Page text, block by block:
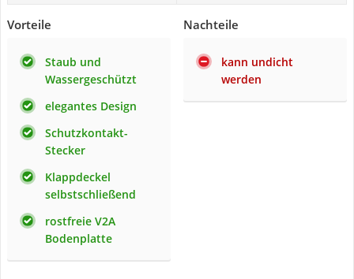
Vorteile
Staub und
Wassergeschützt
elegantes Design
Schutzkontakt-
Stecker
Klappdeckel
selbstschließend
rostfreie V2A
Bodenplatte
Nachteile
kann undicht
werden